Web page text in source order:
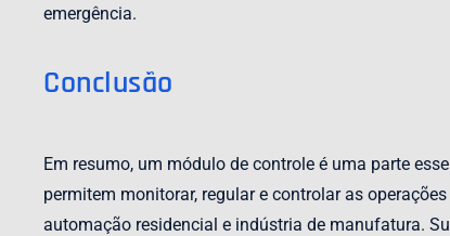
emergência.
Conclusão
Em resumo, um módulo de controle é uma parte
permitem monitorar, regular e controlar as
automação residencial e indústria de manufatura.